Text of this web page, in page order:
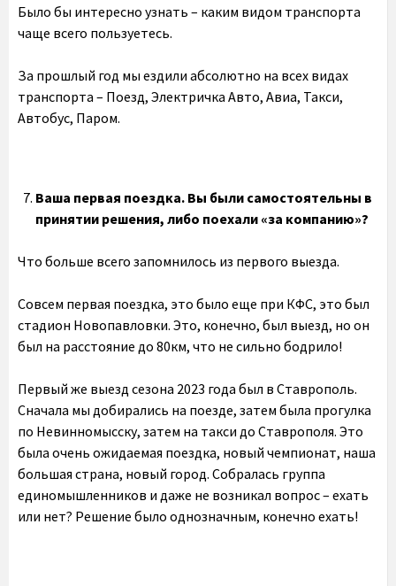
Было бы интересно узнать – каким видом транспорта
чаще всего пользуетесь.
За прошлый год мы ездили абсолютно на всех видах
транспорта – Поезд, Электричка Авто, Авиа, Такси,
Автобус, Паром.
Ваша первая поездка. Вы были самостоятельны в
принятии решения, либо поехали «за компанию»?
Что больше всего запомнилось из первого выезда.
Совсем первая поездка, это было еще при КФС, это был
стадион Новопавловки. Это, конечно, был выезд, но он
был на расстояние до 80км, что не сильно бодрило!
Первый же выезд сезона 2023 года был в Ставрополь.
Сначала мы добирались на поезде, затем была прогулка
по Невинномысску, затем на такси до Ставрополя. Это
была очень ожидаемая поездка, новый чемпионат, наша
большая страна, новый город. Собралась группа
единомышленников и даже не возникал вопрос – ехать
или нет? Решение было однозначным, конечно ехать!